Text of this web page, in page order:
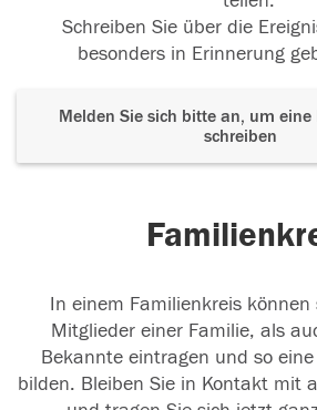
Schreiben Sie über die
besonders in Erinnerung
Melden Sie sich bitte an, um eine
schreiben
In einem Familienkreis können
Mitglieder einer Familie, als
Bekannte eintragen und so
bilden. Bleiben Sie in Kontakt mit